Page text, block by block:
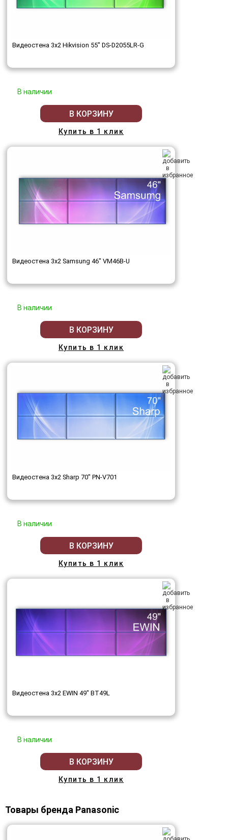
Видеостена 3x2 Hikvision 55" DS-D2055LR-G
В наличии
В КОРЗИНУ
Купить в 1 клик
Видеостена 3x2 Samsung 46" VM46B-U
В наличии
В КОРЗИНУ
Купить в 1 клик
Видеостена 3x2 Sharp 70" PN-V701
В наличии
В КОРЗИНУ
Купить в 1 клик
Видеостена 3x2 EWIN 49" BT49L
В наличии
В КОРЗИНУ
Купить в 1 клик
Товары бренда Panasonic